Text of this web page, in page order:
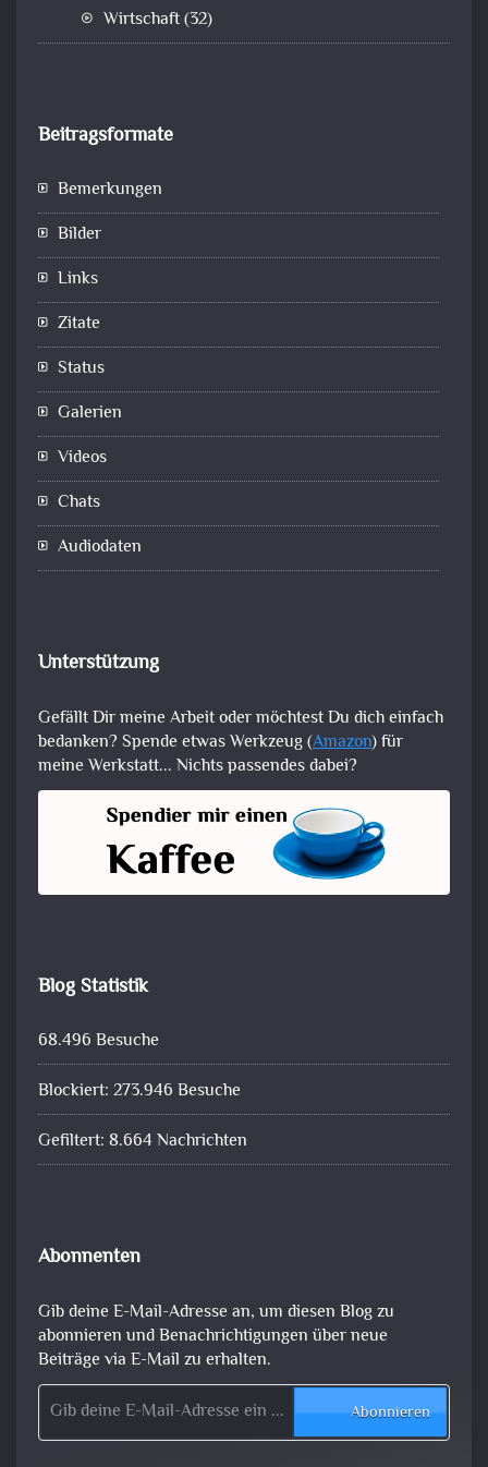
Wirtschaft(32)
Beitragsformate
Bemerkungen
Bilder
Links
Zitate
Status
Galerien
Videos
Chats
Audiodaten
Unterstützung
Gefällt Dir meine Arbeit oder möchtest Du dich einfach
bedanken? Spende etwas Werkzeug (Amazon) für
meine Werkstatt... Nichts passendes dabei?
Blog Statistik
68.496 Besuche
Blockiert: 273.946 Besuche
Gefiltert: 8.664 Nachrichten
Abonnenten
Gib deine E-Mail-Adresse an, um diesen Blog zu
abonnieren und Benachrichtigungen über neue
Beiträge via E-Mail zu erhalten.
Gib deine E-Mail-Adresse ein ...
Abonnieren